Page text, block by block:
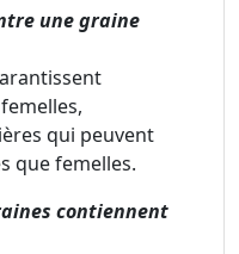
une graine
qui peuvent
que femelles.
contiennent